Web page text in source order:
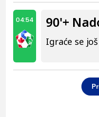
04:54 90'+
Igraće se